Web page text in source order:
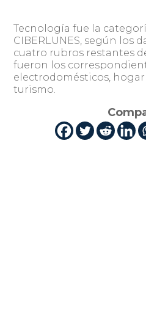
Tecnología fue la
CIBERLUNES, según los
cuatro rubros restantes
fueron los
electrodomésticos, hogar
turismo.